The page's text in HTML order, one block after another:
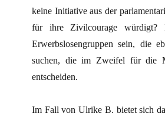
keine Initiative aus der
für ihre Zivilcourage würdigt?
Erwerbslosengruppen sein, die
suchen, die im Zweifel für die
entscheiden.
Im Fall von Ulrike B. bietet sich